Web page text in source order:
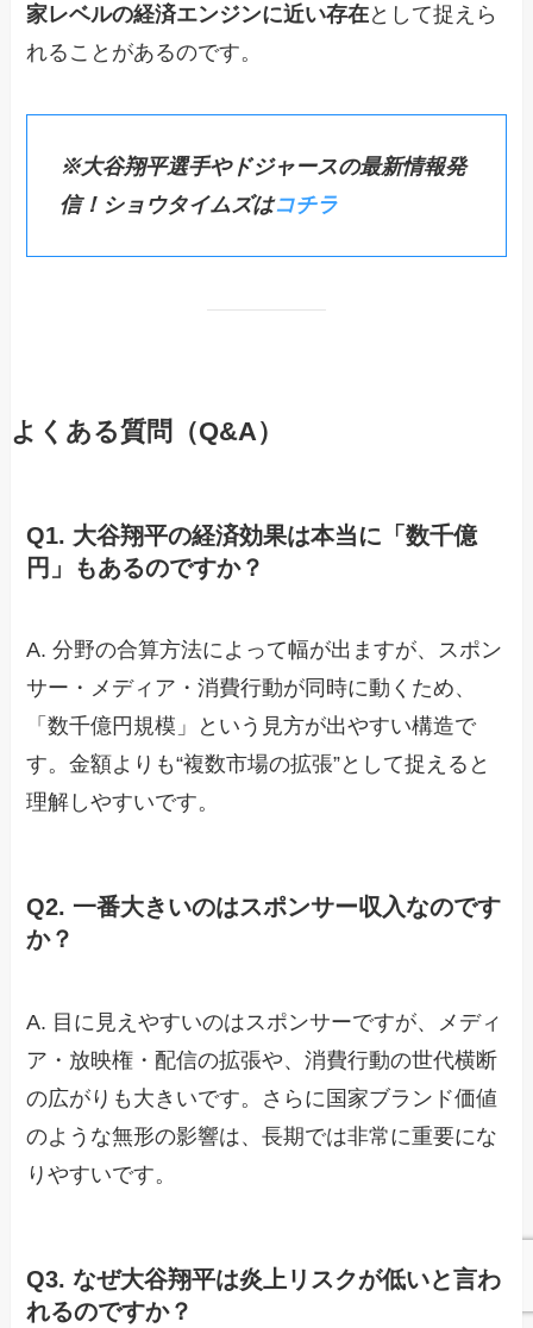
家レベルの経済エンジンに近い存在として捉えら
れることがあるのです。
※大谷翔平選手やドジャースの最新情報発
信！ショウタイムズはコチラ
よくある質問（Q&A）
Q1. 大谷翔平の経済効果は本当に「数千億
円」もあるのですか？
A. 分野の合算方法によって幅が出ますが、スポン
サー・メディア・消費行動が同時に動くため、
「数千億円規模」という見方が出やすい構造で
す。金額よりも“複数市場の拡張”として捉えると
理解しやすいです。
Q2. 一番大きいのはスポンサー収入なのです
か？
A. 目に見えやすいのはスポンサーですが、メディ
ア・放映権・配信の拡張や、消費行動の世代横断
の広がりも大きいです。さらに国家ブランド価値
のような無形の影響は、長期では非常に重要にな
りやすいです。
Q3. なぜ大谷翔平は炎上リスクが低いと言わ
れるのですか？